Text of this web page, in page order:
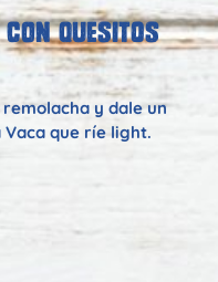
QUESITOS
y dale un
Vaca que ríe light.